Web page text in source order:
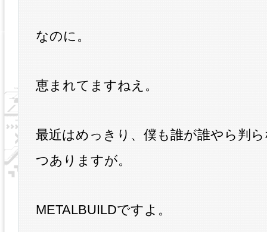
なのに。
恵まれてますねえ。
最近はめっきり、僕も誰が誰やら判
つありますが。
METALBUILDですよ。